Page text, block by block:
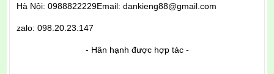
Hà Nội: 0988822229Email: dankieng88@gmail.com
zalo: 098.20.23.147
- Hân hạnh được hợp tác -